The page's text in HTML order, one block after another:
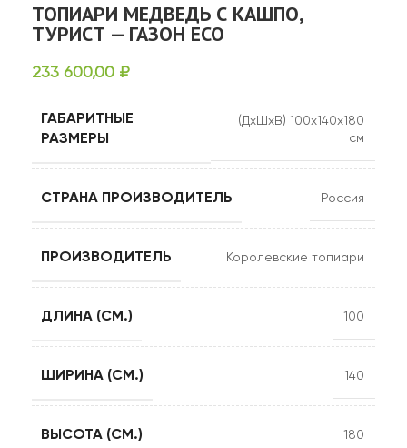
ТОПИАРИ МЕДВЕДЬ С КАШПО,
ТУРИСТ — ГАЗОН ECO
233 600,00 ₽
ГАБАРИТНЫЕ
РАЗМЕРЫ
(ДхШхВ) 100х140х180
см
СТРАНА ПРОИЗВОДИТЕЛЬ Россия
ПРОИЗВОДИТЕЛЬ Королевские топиари
ДЛИНА (СМ.) 100
ШИРИНА (СМ.) 140
ВЫСОТА (СМ.) 180